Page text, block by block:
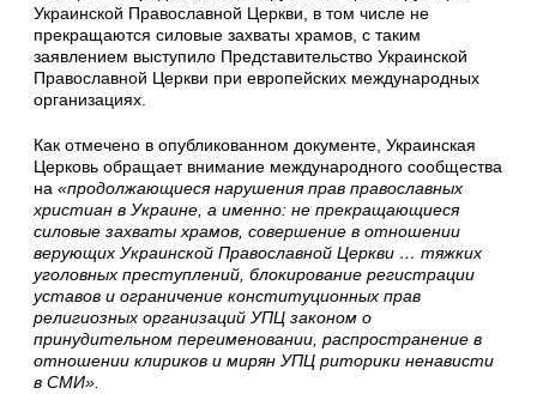
Украинской Православной Церкви, в том числе не
прекращаются силовые захваты храмов, с таким
заявлением выступило Представительство Украинской
Православной Церкви при европейских международных
организациях.
Как отмечено в опубликованном документе, Украинская
Церковь обращает внимание международного сообщества
на «продолжающиеся нарушения прав православных
христиан в Украине, а именно: не прекращающиеся
силовые захваты храмов, совершение в отношении
верующих Украинской Православной Церкви … тяжких
уголовных преступлений, блокирование регистрации
уставов и ограничение конституционных прав
религиозных организаций УПЦ законом о
принудительном переименовании, распространение в
отношении клириков и мирян УПЦ риторики ненависти
в СМИ».